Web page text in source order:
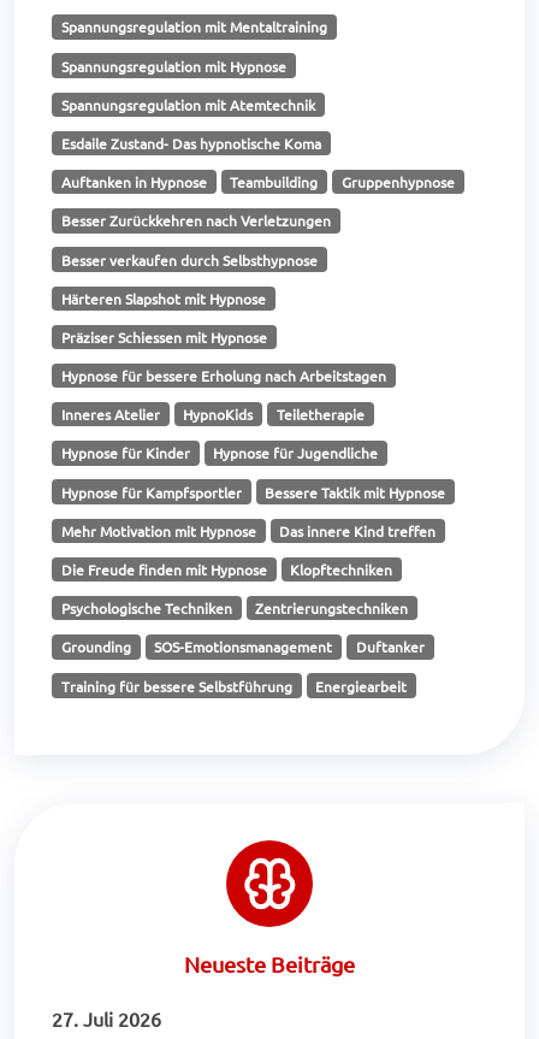
Spannungsregulation mit Mentaltraining
Spannungsregulation mit Hypnose
Spannungsregulation mit Atemtechnik
Esdaile Zustand- Das hypnotische Koma
Auftanken in Hypnose Teambuilding Gruppenhypnose
Besser Zurückkehren nach Verletzungen
Besser verkaufen durch Selbsthypnose
Härteren Slapshot mit Hypnose
Präziser Schiessen mit Hypnose
Hypnose für bessere Erholung nach Arbeitstagen
Inneres Atelier HypnoKids Teiletherapie
Hypnose für Kinder Hypnose für Jugendliche
Hypnose für Kampfsportler Bessere Taktik mit Hypnose
Mehr Motivation mit Hypnose Das innere Kind treffen
Die Freude finden mit Hypnose Klopftechniken
Psychologische Techniken Zentrierungstechniken
Grounding SOS-Emotionsmanagement Duftanker
Training für bessere Selbstführung Energiearbeit
Neueste Beiträge
27. Juli 2026